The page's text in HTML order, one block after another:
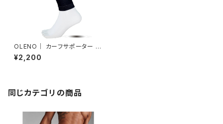
OLENO｜ カーフサポーター バ
イカラー（ブラック×チャコール）
¥2,200
同じカテゴリの商品